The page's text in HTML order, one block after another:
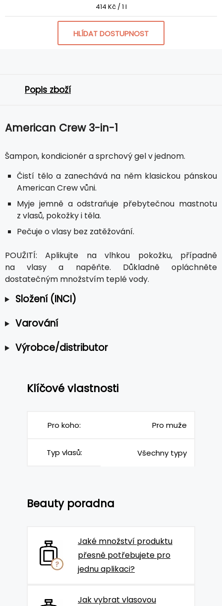
414 Kč / 1 l
HLÍDAT DOSTUPNOST
Popis zboží
American Crew 3-in-1
Šampon, kondicionér a sprchový gel v jednom.
Čistí tělo a zanechává na něm klasickou pánskou
American Crew vůni.
Myje jemně a odstraňuje přebytečnou mastnotu
z vlasů, pokožky i těla.
Pečuje o vlasy bez zatěžování.
POUŽITÍ: Aplikujte na vlhkou pokožku, případně
na vlasy a napěňte. Důkladně opláchněte
dostatečným množstvím teplé vody.
Složení (INCI)
Varování
Výrobce/distributor
Klíčové vlastnosti
Pro koho: Pro muže
Typ vlasů: Všechny typy
Beauty poradna
Jaké množství produktu
přesně potřebujete pro
jednu aplikaci?
Jak vybrat vlasovou